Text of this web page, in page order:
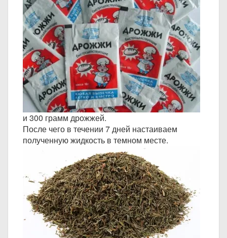
и 300 грамм дрожжей.
После чего в течении 7 дней настаиваем
полученную жидкость в темном месте.